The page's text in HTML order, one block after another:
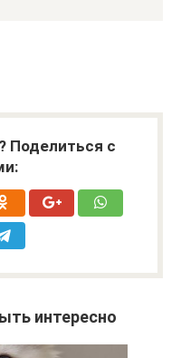
Поделиться с
интересно